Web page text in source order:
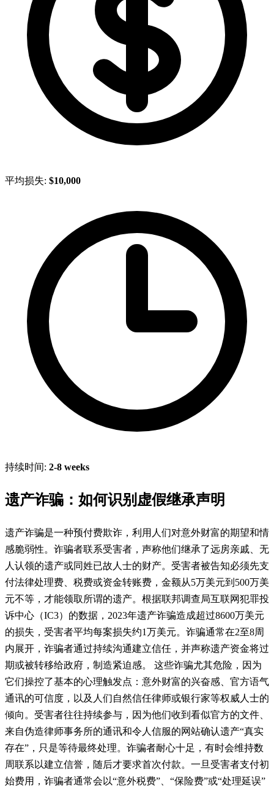
平均损失: $10,000
持续时间: 2-8 weeks
遗产诈骗：如何识别虚假继承声明
遗产诈骗是一种预付费欺诈，利用人们对意外财富的期望和情
感脆弱性。诈骗者联系受害者，声称他们继承了远房亲戚、无
人认领的遗产或同姓已故人士的财产。受害者被告知必须先支
付法律处理费、税费或资金转账费，金额从5万美元到500万美
元不等，才能领取所谓的遗产。根据联邦调查局互联网犯罪投
诉中心（IC3）的数据，2023年遗产诈骗造成超过8600万美元
的损失，受害者平均每案损失约1万美元。诈骗通常在2至8周
内展开，诈骗者通过持续沟通建立信任，并声称遗产资金将过
期或被转移给政府，制造紧迫感。 这些诈骗尤其危险，因为
它们操控了基本的心理触发点：意外财富的兴奋感、官方语气
通讯的可信度，以及人们自然信任律师或银行家等权威人士的
倾向。受害者往往持续参与，因为他们收到看似官方的文件、
来自伪造律师事务所的通讯和令人信服的网站确认遗产“真实
存在”，只是等待最终处理。诈骗者耐心十足，有时会维持数
周联系以建立信誉，随后才要求首次付款。一旦受害者支付初
始费用，诈骗者通常会以“意外税费”、“保险费”或“处理延误”